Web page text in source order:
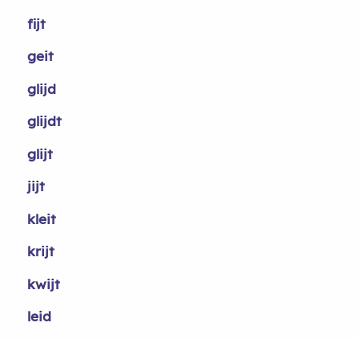
fijt
geit
glijd
glijdt
glijt
jijt
kleit
krijt
kwijt
leid